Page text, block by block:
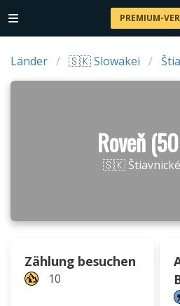
PREMIUM-
Länder 🇸🇰 Slowakei
Roveň
🇸🇰
Zählung besuchen
10